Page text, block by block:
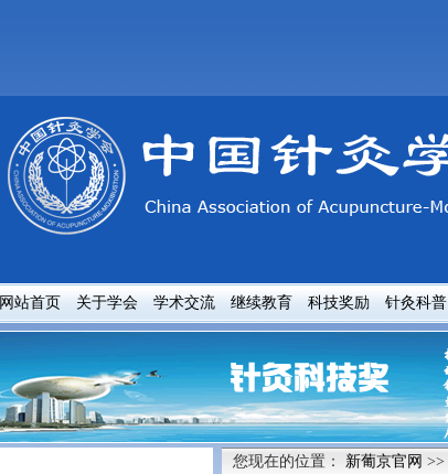
网站首页 关于学会 学术交流 继续教育 科技奖励 针灸科普
您现在的位置： 新葡京官网 >>